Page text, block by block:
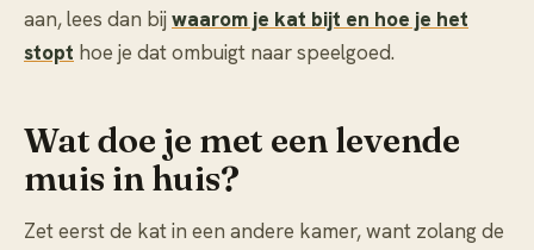
aan, lees dan bij waarom je kat bijt en hoe je het
stopt hoe je dat ombuigt naar speelgoed.
Wat doe je met een levende
muis in huis?
Zet eerst de kat in een andere kamer, want zolang de